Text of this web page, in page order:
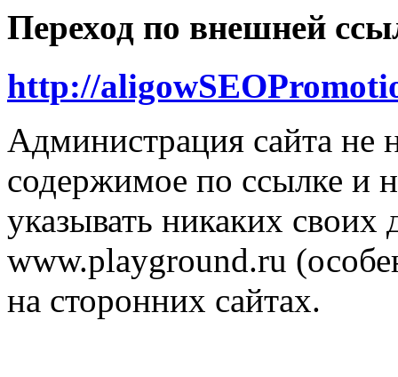
Переход по внешней
http://
Администрация сайта не
содержимое по ссылке и
указывать никаких
www.playground.ru
на сторонних сайтах.